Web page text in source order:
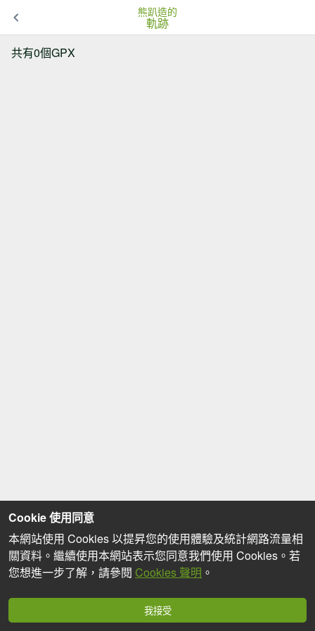
熊趴造的
軌跡
共有0個GPX
Cookie 使用同意
本網站使用 Cookies 以提昇您的使用體驗及統計網路流量相
關資料。繼續使用本網站表示您同意我們使用 Cookies。若
您想進一步了解，請參閱 Cookies 聲明 。
我接受